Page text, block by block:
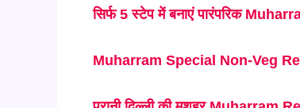
सिर्फ 5 स्टेप में बनाएं पारंपरिक
Muharram Special Non-Veg